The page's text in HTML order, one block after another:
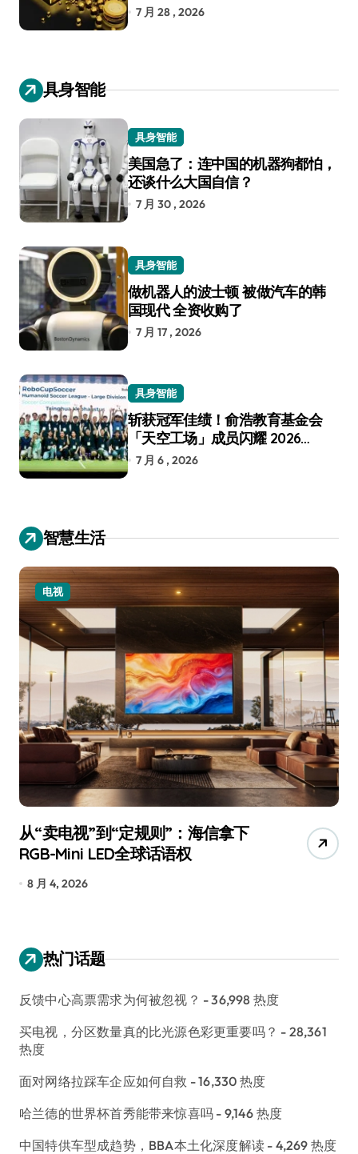
7 月 28 , 2026
具身智能
具身智能
美国急了：连中国的机器狗都怕，
还谈什么大国自信？
7 月 30 , 2026
具身智能
做机器人的波士顿 被做汽车的韩
国现代 全资收购了
7 月 17 , 2026
具身智能
斩获冠军佳绩！俞浩教育基金会
「天空工场」成员闪耀 2026
RoboCup 机器人世界杯
7 月 6 , 2026
智慧生活
电视
从“卖电视”到“定规则”：海信拿下
RGB-Mini LED全球话语权
8 月 4, 2026
热门话题
反馈中心高票需求为何被忽视？ - 36,998 热度
买电视，分区数量真的比光源色彩更重要吗？ - 28,361
热度
面对网络拉踩车企应如何自救 - 16,330 热度
哈兰德的世界杯首秀能带来惊喜吗 - 9,146 热度
中国特供车型成趋势，BBA本土化深度解读 - 4,269 热度